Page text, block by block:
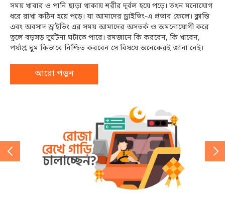
সময় খাবার ও পানি ছাড়া থাকায় শরীর দূর্বল হয়ে পড়ে। তখন মনোযোগ
ধরে রাখা কঠিন হয়ে পড়ে। যা আমাদের ড্রাইভিং-এ প্রভাব ফেলে। ক্লান্তি
এবং অবসাদ ড্রাইভিং এর সময় আমাদের অসতর্ক ও অমনোযোগী করে
তুলে বড়সড় দূর্ঘটনা ঘটাতে পারে। রমজানে কি করবেন, কি খাবেন,
পর্যাপ্ত ঘুম কিভাবে নিশ্চিত করবেন সে বিষয়ে অনেকেরই জানা নেই।
আরো পড়ুন
সময় খাবার ও পানি ছাড়া থাকায় শরীর দূর্বল হয়ে পড়ে। তখন মনোযোগ
ধরে রাখা কঠিন হয়ে পড়ে। যা আমাদের ড্রাইভিং-এ প্রভাব ফেলে। ক্লান্তি
এবং অবসাদ ড্রাইভিং এর সময় আমাদের অসতর্ক ও অমনোযোগী করে
তুলে বড়সড় দূর্ঘটনা ঘটাতে পারে। রমজানে কি করবেন, কি খাবেন,
পর্যাপ্ত ঘুম কিভাবে নিশ্চিত করবেন সে বিষয়ে অনেকেরই জানা নেই।
আরো পড়ুন
সময় খাবার ও পানি ছাড়া থাকায় শরীর দূর্বল হয়ে পড়ে। তখন মনোযোগ
ধরে রাখা কঠিন হয়ে পড়ে। যা আমাদের ড্রাইভিং-এ প্রভাব ফেলে। ক্লান্তি
এবং অবসাদ ড্রাইভিং এর সময় আমাদের অসতর্ক ও অমনোযোগী করে
তুলে বড়সড় দূর্ঘটনা ঘটাতে পারে। রমজানে কি করবেন, কি খাবেন,
পর্যাপ্ত ঘুম কিভাবে নিশ্চিত করবেন সে বিষয়ে অনেকেরই জানা নেই।
আরো পড়ুন